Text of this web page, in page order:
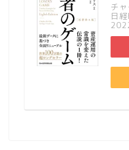
チ
日